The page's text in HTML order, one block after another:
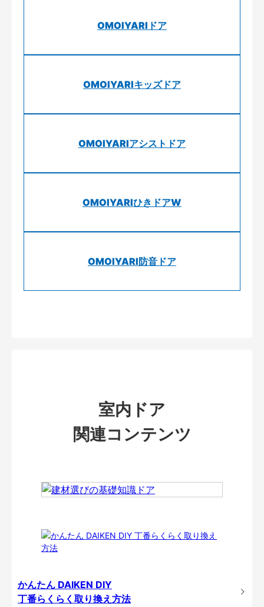
OMOIYARIドア
OMOIYARIキッズドア
OMOIYARIアシストドア
OMOIYARIひきドアW
OMOIYARI防音ドア
室内ドア
関連コンテンツ
かんたん DAIKEN DIY
丁番らくらく取り換え方法